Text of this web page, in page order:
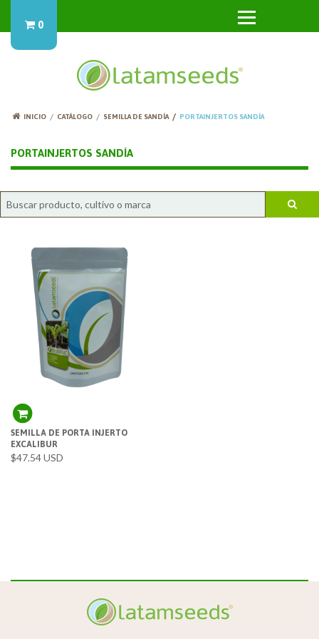
0
INICIO CATÁLOGO SEMILLA DE SANDÍA PORTAINJERTOS SANDÍA
PORTAINJERTOS SANDÍA
SEMILLA DE PORTA INJERTO
EXCALIBUR
$47.54 USD